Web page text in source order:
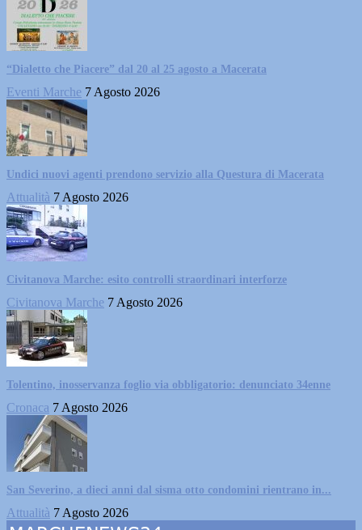
“Dialetto che Piacere” dal 20 al 25 agosto a Macerata
Eventi Marche 7 Agosto 2026
Undici nuovi agenti prendono servizio alla Questura di Macerata
Attualità 7 Agosto 2026
Civitanova Marche: esito controlli straordinari interforze
Civitanova Marche 7 Agosto 2026
Tolentino, inosservanza foglio via obbligatorio: denunciato 34enne
Cronaca 7 Agosto 2026
San Severino, a dieci anni dal sisma otto condomini rientrano in...
Attualità 7 Agosto 2026